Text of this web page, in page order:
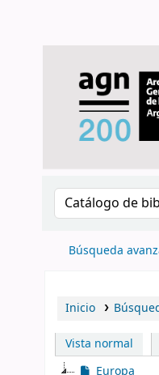
Buscar en el
Búsqueda
Inicio
Vista normal
Europa